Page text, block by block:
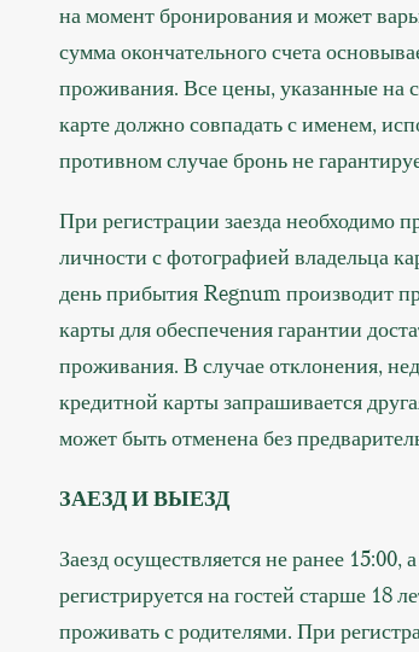
на момент бронирования и может
сумма окончательного счета
проживания. Все цены, указанные на
карте должно совпадать с именем,
противном случае бронь не
При регистрации заезда необходимо
личности с фотографией владельца
день прибытия Regnum производит
карты для обеспечения гарантии
проживания. В случае отклонения,
кредитной карты запрашивается
может быть отменена без
ЗАЕЗД И ВЫЕЗД
Заезд осуществляется не ранее
регистрируется на гостей старше 18
проживать с родителями. При